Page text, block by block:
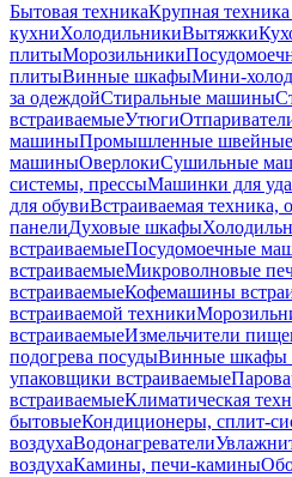
Бытовая техникаКрупная техника
кухниХолодильникиВытяжки
плитыМорозильники
плитыВинные шкафыМини-
за одеждойСтиральные машины
встраиваемыеУтюги
машиныПромышленные швейные
машиныОверлокиСушильные
системы, прессыМашинки для
для обувиВстраиваемая техника,
панелиДуховые шкафы
встраиваемыеПосудомоечные
встраиваемыеМикроволновые
встраиваемыеКофемашины
встраиваемой техники
встраиваемыеИзмельчители
подогрева посудыВинные шкафы
упаковщики встраиваемые
встраиваемыеКлиматическая
бытовыеКондиционеры, сплит-
воздухаВодонагреватели
воздухаКамины, печи-камины